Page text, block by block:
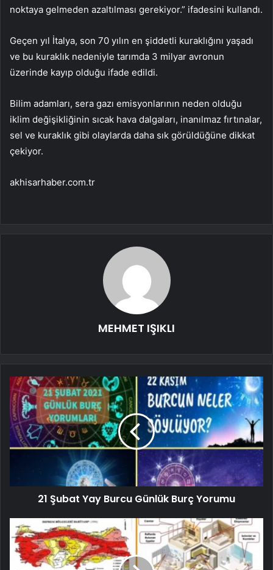
noktaya gelmeden azaltılması gerekiyor.” ifadesini kullandı.
Geçen yıl İtalya, son 70 yılın en şiddetli kuraklığını yaşadı
ve bu kuraklık nedeniyle tarımda 3 milyar avronun
üzerinde kayıp olduğu ifade edildi.
Bilim adamları, sera gazı emisyonlarının neden olduğu
iklim değişikliğinin sıcak hava dalgaları, inanılmaz fırtınalar,
sel ve kuraklık gibi olaylarda daha sık görüldüğüne dikkat
çekiyor.
akhisarhaber.com.tr
MEHMET IŞIKLI
21 Şubat Yay Burcu Günlük Burç Yorumu